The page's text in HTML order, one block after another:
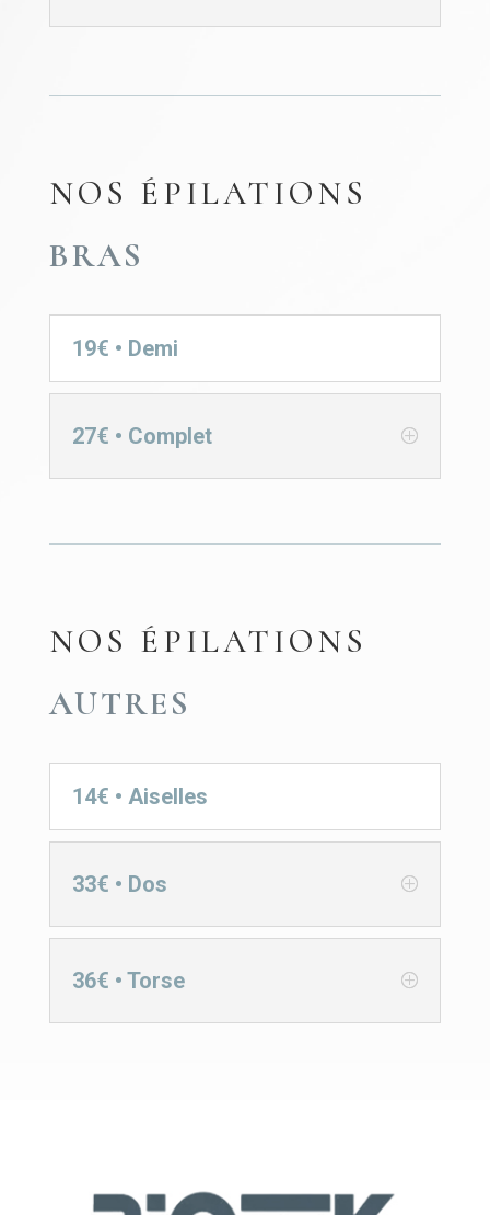
NOS ÉPILATIONS
BRAS
19€ • Demi
27€ • Complet
NOS ÉPILATIONS
AUTRES
14€ • Aiselles
33€ • Dos
36€ • Torse